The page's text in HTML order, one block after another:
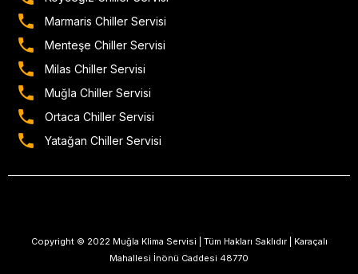
Marmaris Chiller Servisi
Menteşe Chiller Servisi
Milas Chiller Servisi
Muğla Chiller Servisi
Ortaca Chiller Servisi
Yatağan Chiller Servisi
Copyright © 2022 Muğla Klima Servisi | Tüm Hakları Saklıdır | Karaçalı
Mahallesi İnönü Caddesi 48770